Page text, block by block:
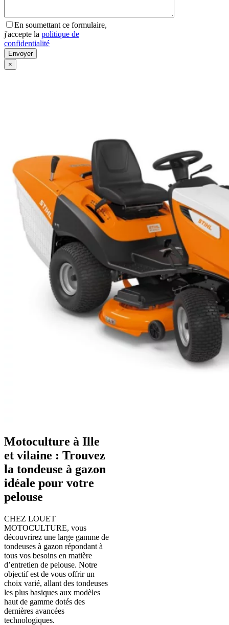
En soumettant ce formulaire,
j'accepte la politique de
confidentialité
×
Motoculture à Ille
et vilaine : Trouvez
la tondeuse à gazon
idéale pour votre
pelouse
CHEZ LOUET
MOTOCULTURE, vous
découvrirez une large gamme de
tondeuses à gazon répondant à
tous vos besoins en matière
d’entretien de pelouse. Notre
objectif est de vous offrir un
choix varié, allant des tondeuses
les plus basiques aux modèles
haut de gamme dotés des
dernières avancées
technologiques.